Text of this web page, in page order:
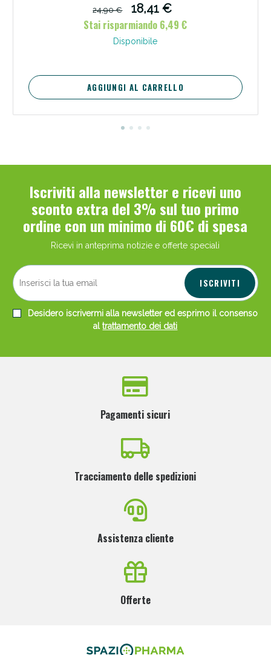
24,90 €
18,41 €
Stai risparmiando 6,49 €
Disponibile
AGGIUNGI AL CARRELLO
Iscriviti alla newsletter e ricevi uno
sconto extra del 3% sul tuo primo
ordine con un minimo di 60€ di spesa
Ricevi in anteprima notizie e offerte speciali
ISCRIVITI
Desidero iscrivermi alla newsletter ed esprimo il consenso
altrattamento dei dati
Pagamenti sicuri
Tracciamento delle spedizioni
Assistenza cliente
Offerte